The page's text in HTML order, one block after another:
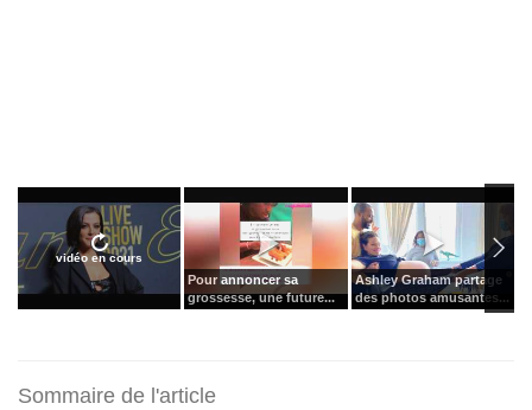
vidéo en cours
Pour annoncer sa
grossesse, une future...
Ashley Graham partage
des photos amusantes...
Sommaire de l'article